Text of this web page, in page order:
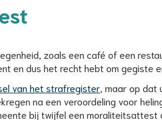
zoals een café of een
en dus het recht hebt om gegiste
van het strafregister , maar op
na een veroordeling voor
bij twijfel een